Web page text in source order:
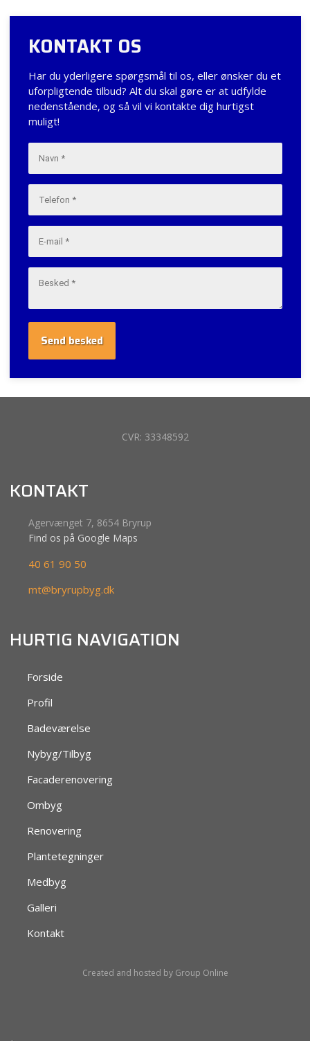
KONTAKT OS
​Har du yderligere spørgsmål til os, eller ønsker du et
uforpligtende tilbud? Alt du skal gøre er at udfylde
nedenstående, og så vil vi kontakte dig hurtigst
muligt!
CVR: 33348592​
KONTAKT
Agervænget 7, 8654 Bryrup
Find os på Google Maps​
40 61 90 50
mt@bryrupbyg.dk
HURTIG NAVIGATION
​Forside
Profil
Badeværelse
​​Nybyg/Tilbyg
Facaderenovering
Ombyg
Renovering
Plantetegninger
Medbyg
Galleri
Kontakt
Created and hosted by Group Online